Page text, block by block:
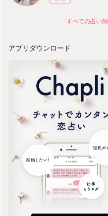
すべての占い
アプリダウンロード